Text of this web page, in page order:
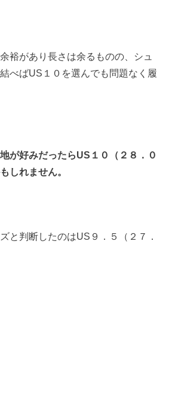
裕があり長さは余るものの、シュ
べばUS１０を選んでも問題なく履
が好みだったらUS１０（２８．０
しれません。
と判断したのはUS９．５（２７．